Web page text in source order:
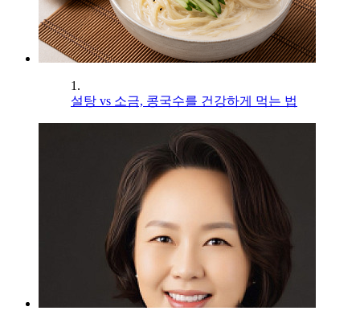
1.
설탕 vs 소금, 콩국수를 건강하게 먹는 법